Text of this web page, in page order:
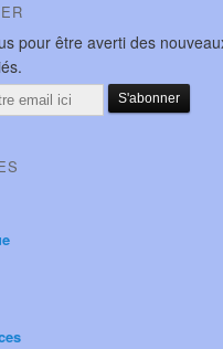
pour être averti des